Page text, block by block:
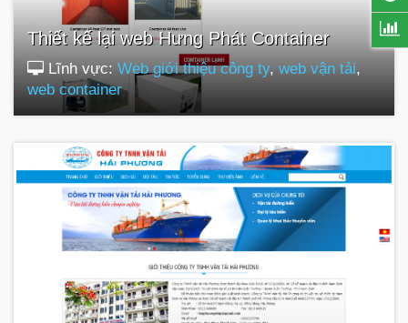
Thiết kế lại web Hưng Phát Container
Lĩnh vực: Web giới thiệu công ty, web vận tải,
web container